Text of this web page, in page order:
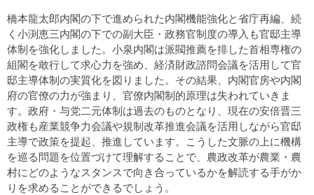
橋本龍太郎内閣の下で進められた内閣機能強化と省庁再編、続
く小渕恵三内閣の下での副大臣・政務官制度の導入も官邸主導
体制を強化しました。小泉内閣は派閥推薦を排した首相専権の
組閣を敢行して求心力を強め、経済財政諮問会議を活用して官
邸主導体制の実質化を図りました。その結果、内閣官房や内閣
府の官僚の力が強まり、官僚内閣制的原理は失われていきま
す。政府・与党二元体制は過去のものとなり、現在の安倍晋三
政権も産業競争力会議や規制改革推進会議を活用しながら官邸
主導で政策を提起、推進しています。こうした文脈の上に機構
を巡る問題を位置づけて理解することで、農政改革が農業・農
村にどのようなスタンスで向き合っているかを解読する手がか
りを求めることができるでしょう。